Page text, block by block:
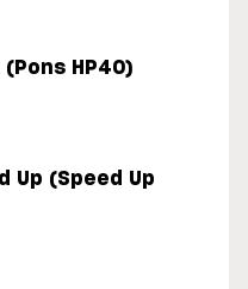
HP40)
Up (Speed Up